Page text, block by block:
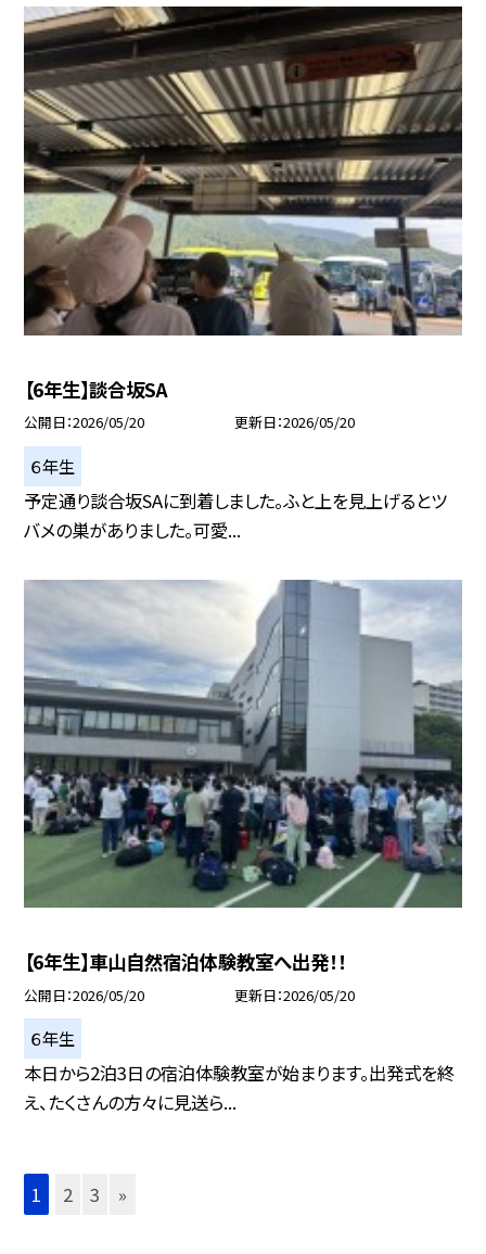
【6年生】談合坂SA
公開日 2026/05/20 更新日 2026/05/20
６年生
予定通り談合坂SAに到着しました。ふと上を見上げるとツ
バメの巣がありました。可愛...
【6年生】車山自然宿泊体験教室へ出発！！
公開日 2026/05/20 更新日 2026/05/20
６年生
本日から2泊3日の宿泊体験教室が始まります。出発式を終
え、たくさんの方々に見送ら...
1 2 3 »